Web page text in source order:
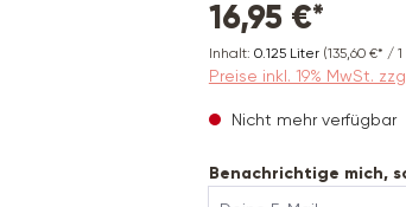
16,95 €*
Inhalt: 0.125 Liter (135,60 €* /
Preise inkl. 19% MwSt.
Nicht mehr verfügbar
Benachrichtige mich,